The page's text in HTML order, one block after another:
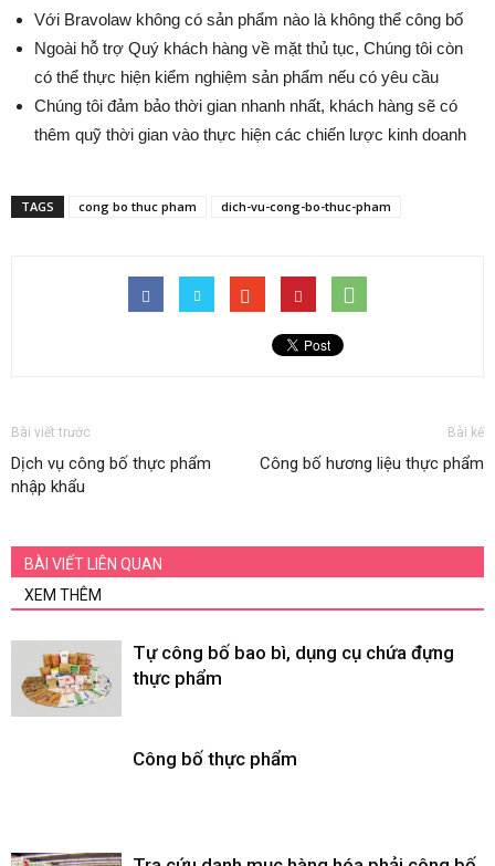
Với Bravolaw không có sản phẩm nào là không thể công bố
Ngoài hỗ trợ Quý khách hàng về mặt thủ tục, Chúng tôi còn
có thể thực hiện kiểm nghiệm sản phẩm nếu có yêu cầu
Chúng tôi đảm bảo thời gian nhanh nhất, khách hàng sẽ có
thêm quỹ thời gian vào thực hiện các chiến lược kinh doanh
TAGS cong bo thuc pham dich-vu-cong-bo-thuc-pham
Bài viết trước
Dịch vụ công bố thực phẩm
nhập khẩu
Bài kế
Công bố hương liệu thực phẩm
BÀI VIẾT LIÊN QUAN
XEM THÊM
Tự công bố bao bì, dụng cụ chứa đựng
thực phẩm
Công bố thực phẩm